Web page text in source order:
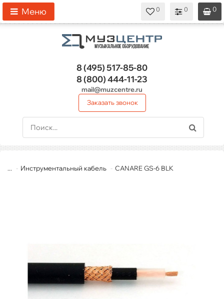
0
0
0
Меню
8 (495)517-85-80
8 (800)444-11-23
mail@muzcentre.ru
Заказать звонок
... Инструментальный кабель CANARE GS-6 BLK